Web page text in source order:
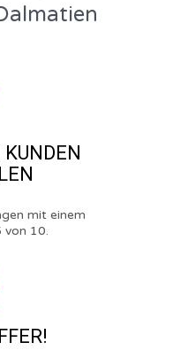
mit einem
von 10.